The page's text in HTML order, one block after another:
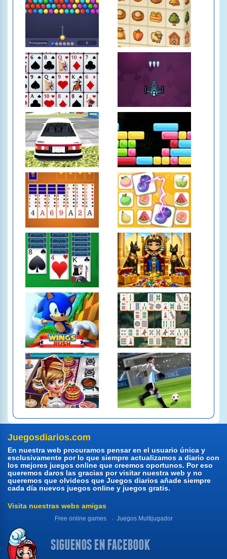
Juegosdiarios.com
En nuestra web procuramos pensar en el usuario única y
esclusivamente por lo que siempre actualizamos a diario con
los mejores juegos online que creemos oportunos. Por eso
queremos daros las gracias por visitar nuestra web y no
queremos que olvideos que Juegos diarios añade siempre
cada día nuevos juegos online y juegos gratis.
Visita nuestras webs amigas
Free online games Juegos Multijugador